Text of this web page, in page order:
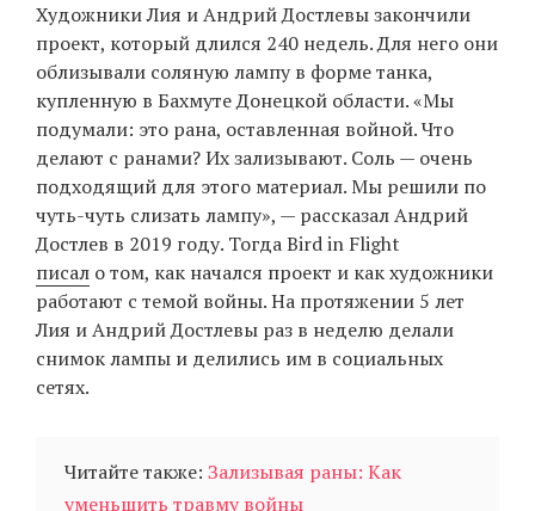
Художники Лия и Андрий Достлевы закончили
проект, который длился 240 недель. Для него они
облизывали соляную лампу в форме танка,
купленную в Бахмуте Донецкой области. «Мы
подумали: это рана, оставленная войной. Что
делают с ранами? Их зализывают. Соль — очень
подходящий для этого материал. Мы решили по
чуть-чуть слизать лампу», — рассказал Андрий
Достлев в 2019 году. Тогда Bird in Flight
писал о том, как начался проект и как художники
работают с темой войны. На протяжении 5 лет
Лия и Андрий Достлевы раз в неделю делали
снимок лампы и делились им в социальных
сетях.
Читайте также: Зализывая раны: Как
уменьшить травму войны